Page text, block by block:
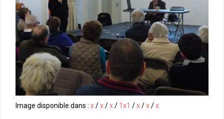
Image disponible dans : x/x/x/ 1x1 /x/x/x